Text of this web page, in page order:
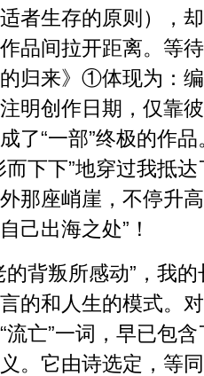
者生存的原则），
品间拉开距离。等
的归来》①体现为：
明创作日期，仅靠
了“一部”终极的作
而下下”地穿过我抵达
那座峭崖，不停升
己出海之处”！
的背叛所感动”，我
的和人生的模式。
流亡”一词，早已包
。它由诗选定，等